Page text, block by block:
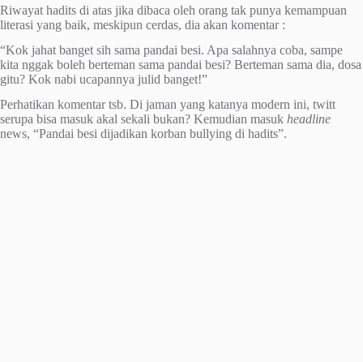
Riwayat hadits di atas jika dibaca oleh orang tak punya kemampuan
literasi yang baik, meskipun cerdas, dia akan komentar :
“Kok jahat banget sih sama pandai besi. Apa salahnya coba, sampe
kita nggak boleh berteman sama pandai besi? Berteman sama dia, dosa
gitu? Kok nabi ucapannya julid banget!”
Perhatikan komentar tsb. Di jaman yang katanya modern ini, twitt
serupa bisa masuk akal sekali bukan? Kemudian masuk headline
news, “Pandai besi dijadikan korban bullying di hadits”.